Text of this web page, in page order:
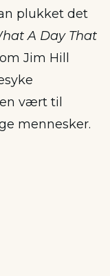
plukket det
A Day That
Jim Hill
vært til
mennesker.